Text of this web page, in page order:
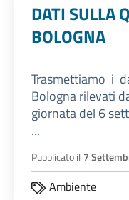
DATI SULLA
BOLOGNA
Trasmettiamo i
Bologna rilevati
giornata del 6
...
Pubblicato il 7
Ambiente